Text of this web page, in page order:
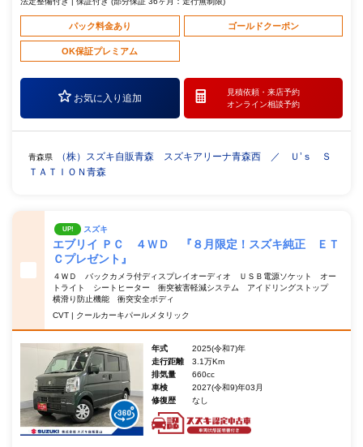
パック料金あり ゴールドクーポン
OK保証プレミアム
お気に入り追加
見積依頼・ 来店予約
オンライン相談予約
青森県
（株）スズキ自販青森 スズキアリーナ青森西 ／ Ｕ’ｓ Ｓ
ＴＡＴＩＯＮ青森
UP! スズキ
エブリイ ＰＣ ４ＷＤ 『８月限定！スズキ純正 ＥＴ
Ｃプレゼント』
４ＷＤ バックカメラ付ディスプレイオーディオ ＵＳＢ電源ソケット オー
トライト シートヒーター 衝突被害軽減システム アイドリングストップ
横滑り防止機能 衝突安全ボディ
CVT | クールカーキパールメタリック
年式
2025(令和7)年
走行距離
3.1万Km
排気量
660cc
車検
2027(令和9)年03月
修復歴
なし